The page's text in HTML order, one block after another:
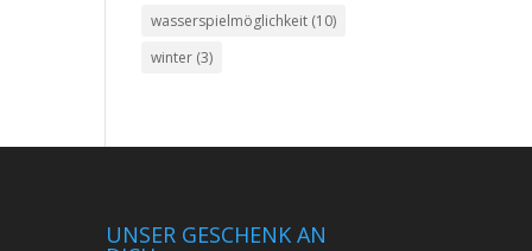
wasserspielmöglichkeit (10)
winter (3)
UNSER GESCHENK AN